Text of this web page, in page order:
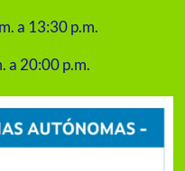
a 13:30 p.m.
a 20:00 p.m.